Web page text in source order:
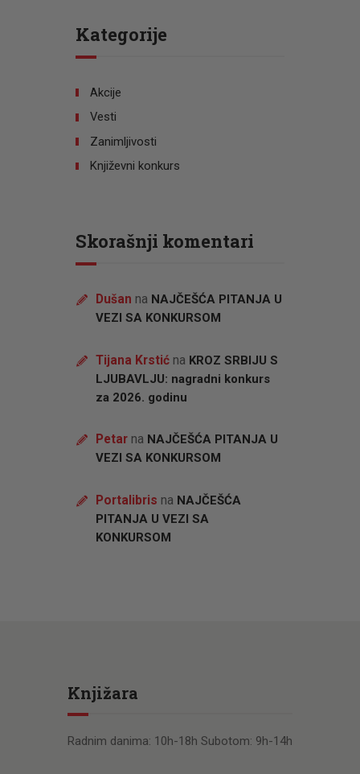
Kategorije
Akcije
Vesti
Zanimljivosti
Književni konkurs
Skorašnji komentari
Dušan na NAJČEŠĆA PITANJA U
VEZI SA KONKURSOM
Tijana Krstićna KROZ SRBIJU S
LJUBAVLJU: nagradni konkurs
za 2026. godinu
Petarna NAJČEŠĆA PITANJA U
VEZI SA KONKURSOM
Portalibris na NAJČEŠĆA
PITANJA U VEZI SA
KONKURSOM
Knjižara
Radnim danima: 10h-18h Subotom: 9h-14h